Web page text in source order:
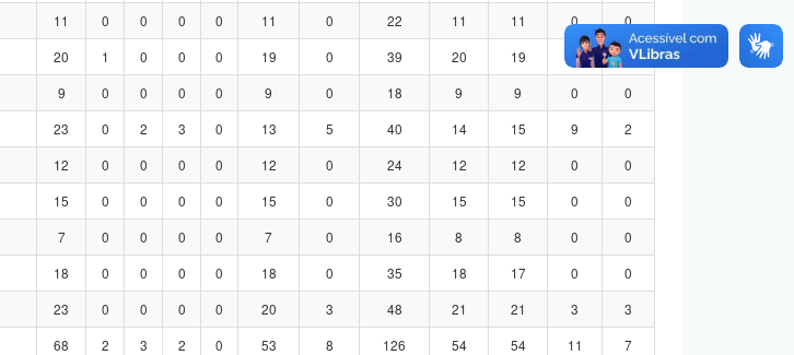
11 0 0 0 0 11 0 22 11 11 0
0
20 1 0 0 0 19 0 39 20 19 0
0
9 0 0 0 0 9 0 18 9 9 0
0
23 0 2 3 0 13 5 40 14 15 9
2
12 0 0 0 0 12 0 24 12 12 0
0
15 0 0 0 0 15 0 30 15 15 0
0
7 0 0 0 0 7 0 16 8 8 0
0
18 0 0 0 0 18 0 35 18 17 0
0
23 0 0 0 0 20 3 48 21 21 3
3
68 2 3 2 0 53 8 126 54 54 11
7